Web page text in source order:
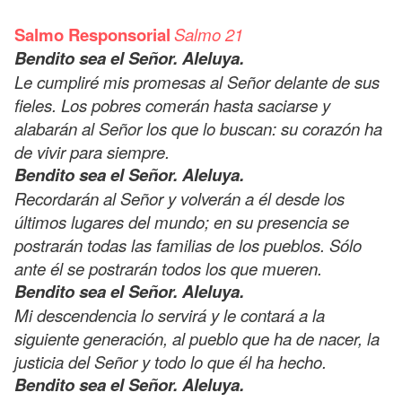
Salmo ResponsorialSalmo 21
Bendito sea el Señor. Aleluya.
Le cumpliré mis promesas al Señor delante de sus
fieles. Los pobres comerán hasta saciarse y
alabarán al Señor los que lo buscan: su corazón ha
de vivir para siempre.
Bendito sea el Señor. Aleluya.
Recordarán al Señor y volverán a él desde los
últimos lugares del mundo; en su presencia se
postrarán todas las familias de los pueblos. Sólo
ante él se postrarán todos los que mueren.
Bendito sea el Señor. Aleluya.
Mi descendencia lo servirá y le contará a la
siguiente generación, al pueblo que ha de nacer, la
justicia del Señor y todo lo que él ha hecho.
Bendito sea el Señor. Aleluya.